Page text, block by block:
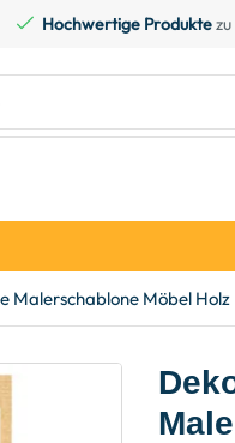
Hochwertige Produkte
Malerschablone Möbel